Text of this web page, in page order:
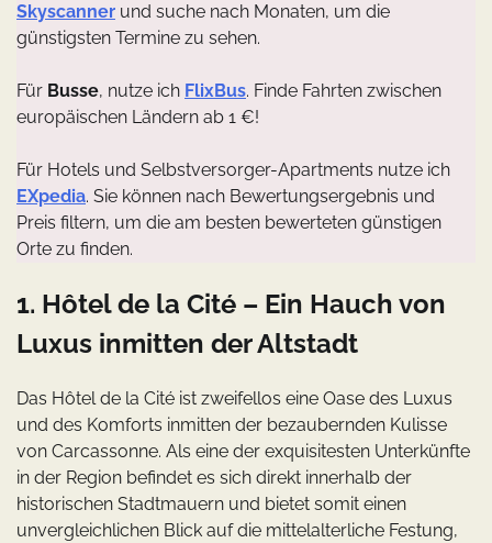
Skyscanner und suche nach Monaten, um die
günstigsten Termine zu sehen.
Für Busse, nutze ich FlixBus. Finde Fahrten zwischen
europäischen Ländern ab 1 €!
Für Hotels und Selbstversorger-Apartments nutze ich
EXpedia. Sie können nach Bewertungsergebnis und
Preis filtern, um die am besten bewerteten günstigen
Orte zu finden.
1. Hôtel de la Cité – Ein Hauch von
Luxus inmitten der Altstadt
Das Hôtel de la Cité ist zweifellos eine Oase des Luxus
und des Komforts inmitten der bezaubernden Kulisse
von Carcassonne. Als eine der exquisitesten Unterkünfte
in der Region befindet es sich direkt innerhalb der
historischen Stadtmauern und bietet somit einen
unvergleichlichen Blick auf die mittelalterliche Festung,